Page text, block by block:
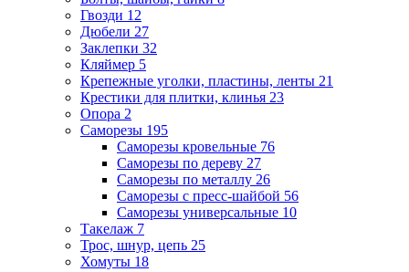
Гвозди 12
Дюбели 27
Заклепки 32
Кляймер 5
Крепежные уголки, пластины, ленты 21
Крестики для плитки, клинья 23
Опора 2
Саморезы 195
Саморезы кровельные 76
Саморезы по дереву 27
Саморезы по металлу 26
Саморезы с пресс-шайбой 56
Саморезы универсальные 10
Такелаж 7
Трос, шнур, цепь 25
Хомуты 18